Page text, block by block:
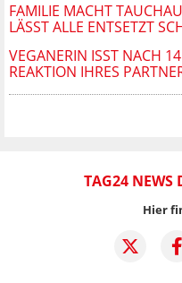
FAMILIE MACHT
LÄSST ALLE ENTSETZT
VEGANERIN ISST NACH
REAKTION IHRES
TAG24
Hier